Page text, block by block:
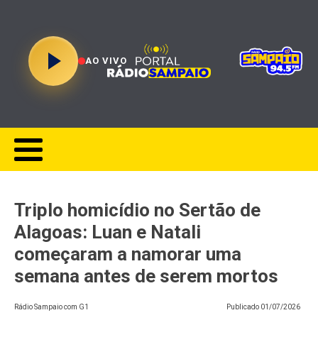
AO VIVO
Triplo homicídio no Sertão de
Alagoas: Luan e Natali
começaram a namorar uma
semana antes de serem mortos
Rádio Sampaio com G1 Publicado 01/07/2026